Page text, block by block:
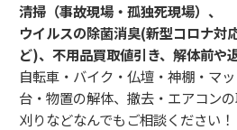
清掃（事故現場・孤独死現場）、
ウイルスの除菌消臭(新型コロナ対
ど)、不用品買取値引き、解体前
自転車・バイク・仏壇・神棚・マ
台・物置の解体、撤去・エアコン
刈りなどなんでもご相談ください！